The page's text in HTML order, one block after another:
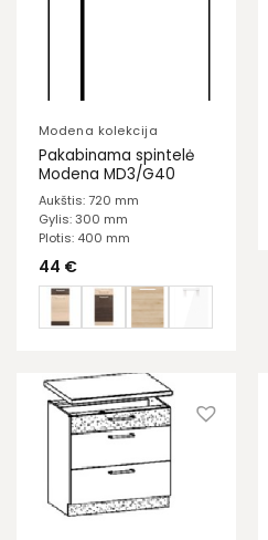
Modena kolekcija
Pakabinama spintelė
Modena MD3/G40
Aukštis: 720 mm
Gylis: 300 mm
Plotis: 400 mm
44 €